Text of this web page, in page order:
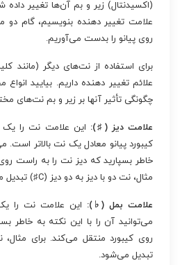
(اکسیدنتال) زیر و بم آن‌ها تغییر داده
علامت تغییر دهنده بنویسیم، گام دو
روی پیانو را بدست می‌آوریم.
برای استفاده از نت‌های دیگر (مانند
علائم تغییر دهنده داریم. بیایید
چگونگی تأثیر آنها بر زیر و بم نت‌های
علامت دیز (♯): این علامت نت را یک
کیبورد پیانو معادل یک نت بالاتر است.
خاطر بسپارید که دیز نت را به راست
مثال، نت دو با دیز به دو دیز (C♯) تبدیل می‌شود.
علامت بمل (♭): این علامت نت را
می‌توانید آن را با این نکته به خاطر
تبدیل می‌شود.